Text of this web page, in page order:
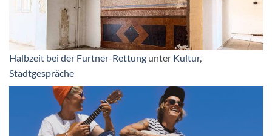
Halbzeit bei der Furtner-Rettung unter Kultur,
Stadtgespräche